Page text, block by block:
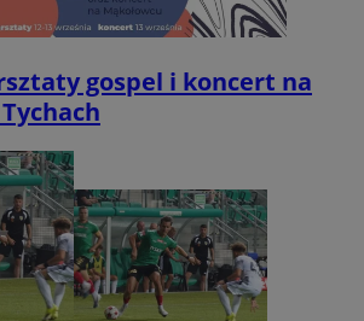
gospel i koncert na